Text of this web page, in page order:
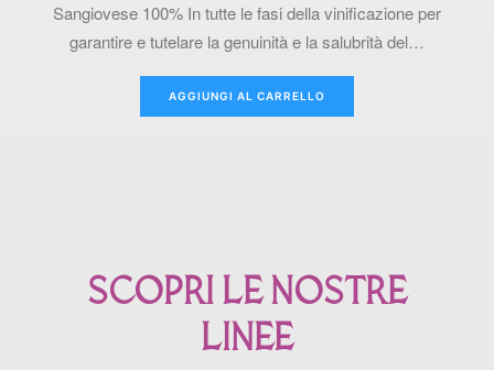
Sangiovese 100% In tutte le fasi della vinificazione per
garantire e tutelare la genuinità e la salubrità del…
AGGIUNGI AL CARRELLO
SCOPRI LE NOSTRE
LINEE